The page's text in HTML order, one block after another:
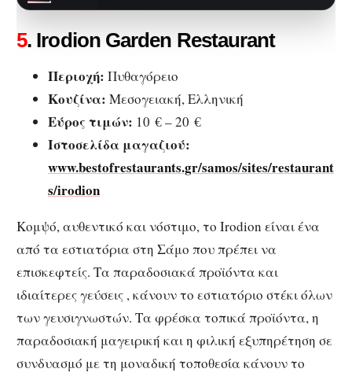
5. Irodion Garden Restaurant
Περιοχή: Πυθαγόρειο
Κουζίνα: Μεσογειακή, Ελληνική
Εύρος τιμών: 10 € – 20 €
Ιστοσελίδα μαγαζιού:
www.bestofrestaurants.gr/samos/sites/restaurant
s/irodion
Κομψό, αυθεντικό και νόστιμο, το Irodion είναι ένα
από τα εστιατόρια στη Σάμο που πρέπει να
επισκεφτείς. Τα παραδοσιακά προϊόντα και
ιδιαίτερες γεύσεις , κάνουν το εστιατόριο στέκι όλων
των γευσιγνωστών. Τα φρέσκα τοπικά προϊόντα, η
παραδοσιακή μαγειρική και η φιλική εξυπηρέτηση σε
συνδυασμό με τη μοναδική τοποθεσία κάνουν το